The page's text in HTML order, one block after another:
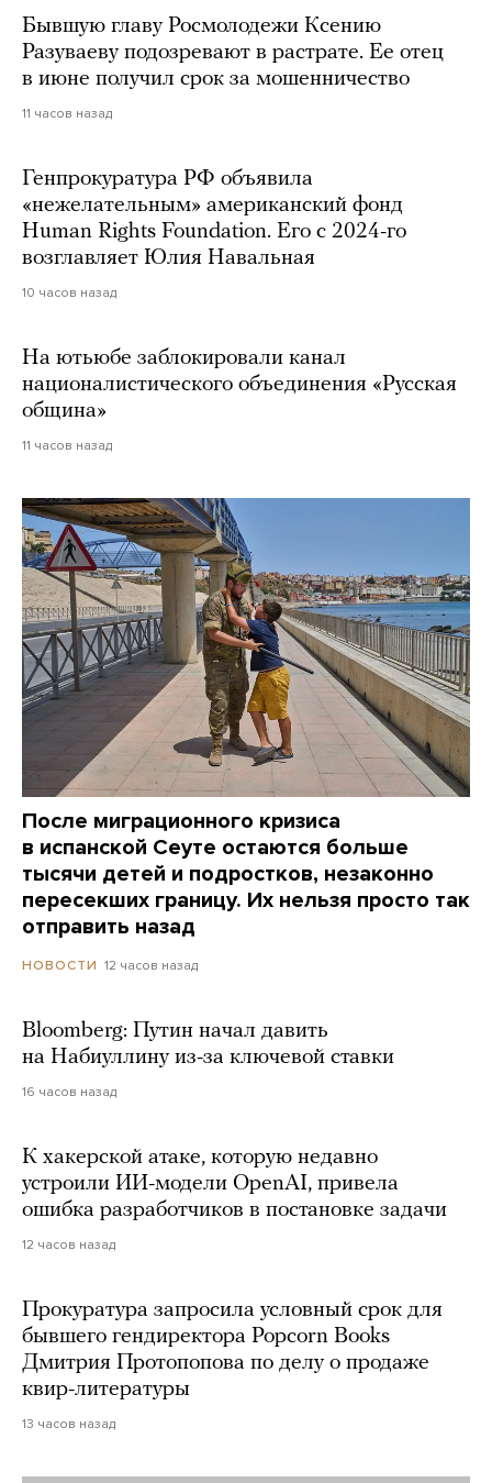
Бывшую главу Росмолодежи Ксению
Разуваеву подозревают в растрате. Ее отец
в июне получил срок за мошенничество
11 часов назад
Генпрокуратура РФ объявила
«нежелательным» американский фонд
Human Rights Foundation. Его с 2024-го
возглавляет Юлия Навальная
10 часов назад
На ютьюбе заблокировали канал
националистического объединения «Русская
община»
11 часов назад
После миграционного кризиса
в испанской Сеуте остаются больше
тысячи детей и подростков, незаконно
пересекших границу. Их нельзя просто так
отправить назад
НОВОСТИ 12 часов назад
Bloomberg: Путин начал давить
на Набиуллину из-за ключевой ставки
16 часов назад
К хакерской атаке, которую недавно
устроили ИИ-модели OpenAI, привела
ошибка разработчиков в постановке задачи
12 часов назад
Прокуратура запросила условный срок для
бывшего гендиректора Popcorn Books
Дмитрия Протопопова по делу о продаже
квир-литературы
13 часов назад